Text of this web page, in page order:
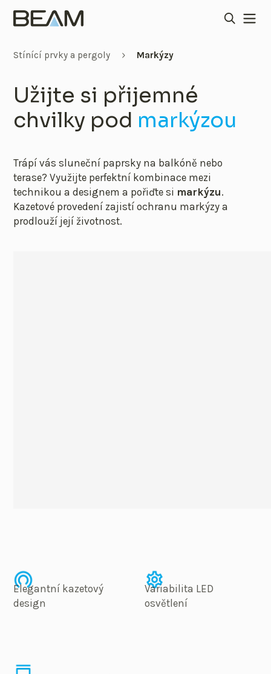
Stínící prvky a pergoly Markýzy
Užijte si přijemné
chvilky pod markýzou
Trápí vás sluneční paprsky na balkóně nebo
terase? Využijte perfektní kombinace mezi
technikou a designem a pořiďte si markýzu.
Kazetové provedení zajistí ochranu markýzy a
prodlouží její životnost.
Elegantní kazetový
design
Variabilita LED
osvětlení